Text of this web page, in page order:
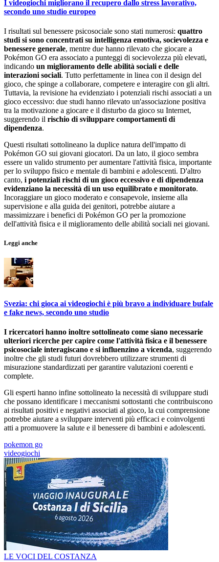
I videogiochi migliorano il recupero dallo stress lavorativo,
secondo uno studio europeo
I risultati sul benessere psicosociale sono stati numerosi: quattro
studi si sono concentrati su intelligenza emotiva, socievolezza e
benessere generale, mentre due hanno rilevato che giocare a
Pokémon GO era associato a punteggi di socievolezza più elevati,
indicando un miglioramento delle abilità sociali e delle
interazioni sociali. Tutto perfettamente in linea con il design del
gioco, che spinge a collaborare, competere e interagire con gli altri.
Tuttavia, la revisione ha evidenziato i potenziali rischi associati a un
gioco eccessivo: due studi hanno rilevato un'associazione positiva
tra la motivazione a giocare e il disturbo da gioco su Internet,
suggerendo il rischio di sviluppare comportamenti di
dipendenza.
Questi risultati sottolineano la duplice natura dell'impatto di
Pokémon GO sui giovani giocatori. Da un lato, il gioco sembra
essere un valido strumento per aumentare l'attività fisica, importante
per lo sviluppo fisico e mentale di bambini e adolescenti. D'altro
canto, i potenziali rischi di un gioco eccessivo e di dipendenza
evidenziano la necessità di un uso equilibrato e monitorato.
Incoraggiare un gioco moderato e consapevole, insieme alla
supervisione e alla guida dei genitori, potrebbe aiutare a
massimizzare i benefici di Pokémon GO per la promozione
dell'attività fisica e il miglioramento delle abilità sociali nei giovani.
Leggi anche
Svezia: chi gioca ai videogiochi è più bravo a individuare bufale
e fake news, secondo uno studio
I ricercatori hanno inoltre sottolineato come siano necessarie
ulteriori ricerche per capire come l'attività fisica e il benessere
psicosociale interagiscano e si influenzino a vicenda, suggerendo
inoltre che gli studi futuri dovrebbero utilizzare strumenti di
misurazione standardizzati per garantire valutazioni coerenti e
complete.
Gli esperti hanno infine sottolineato la necessità di sviluppare studi
che possano identificare i meccanismi sottostanti che contribuiscono
ai risultati positivi e negativi associati al gioco, la cui comprensione
potrebbe aiutare a sviluppare interventi più efficaci e coinvolgenti
atti a promuovere la salute e il benessere di bambini e adolescenti.
pokemon go
videogiochi
LE VOCI DEL COSTANZA